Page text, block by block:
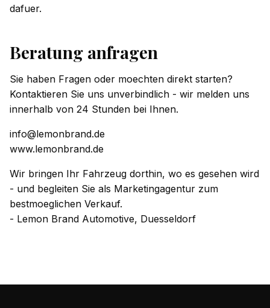
dafuer.
Beratung anfragen
Sie haben Fragen oder moechten direkt starten?
Kontaktieren Sie uns unverbindlich - wir melden uns
innerhalb von 24 Stunden bei Ihnen.
info@lemonbrand.de
www.lemonbrand.de
Wir bringen Ihr Fahrzeug dorthin, wo es gesehen wird
- und begleiten Sie als Marketingagentur zum
bestmoeglichen Verkauf.
- Lemon Brand Automotive, Duesseldorf